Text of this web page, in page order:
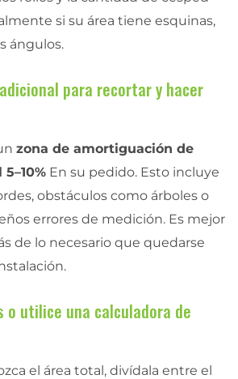
si su área tiene esquinas,
ángulos.
para recortar y hacer
zona de amortiguación de
En su pedido. Esto incluye
obstáculos como árboles o
errores de medición. Es mejor
de lo necesario que quedarse
o utilice una calculadora de
el área total, divídala entre el